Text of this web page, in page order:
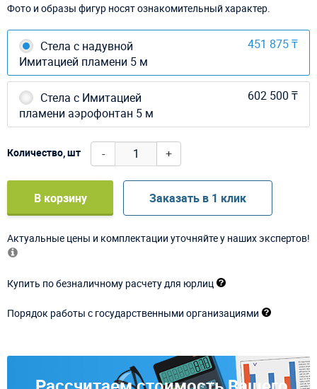
Фото и образы фигур носят ознакомительный характер.
Стела с надувной
Имитацией пламени 5 м
451 875 ₸
Стела с Имитацией
пламени аэрофонтан 5 м
602 500 ₸
Количество, шт - +
В корзину Заказать в 1 клик
Актуальные цены и комплектации уточняйте у наших экспертов!
Купить по безналичному расчету для юрлиц
Порядок работы с государственными организациями